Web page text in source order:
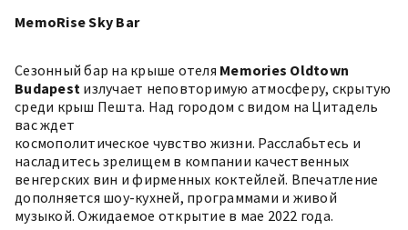
MemoRise Sky Bar
Сезонныйбар на крыше отеля Memories Oldtown
Budapest излучает неповторимую атмосферу, скрытую
среди крыш Пешта. Над городом с видом на Цитадель
вас ждет
космополитическое чувство жизни. Расслабьтесь и
насладитесь зрелищем в компании качественных
венгерских вин и фирменных коктейлей. Впечатление
дополняется шоу-кухней, программами и живой
музыкой. Ожидаемое открытие в мае 2022 года.